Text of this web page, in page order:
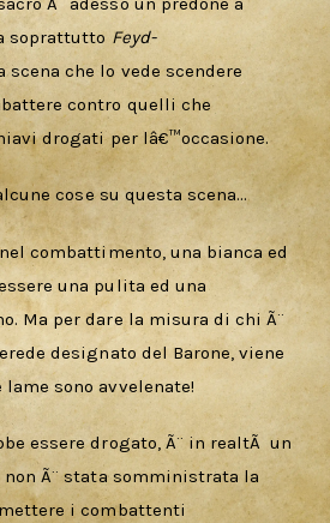
soprattutto Feyd-
che lo vede scendere
contro quelli che
drogati per lâ€™occasione.
cose su questa scena…
combattimento, una bianca ed
una pulita ed una
Ma per dare la misura di chi Ã¨
designato del Barone, viene
sono avvelenate!
essere drogato, Ã¨ in realtÃ  un
Ã¨ stata somministrata la
i combattenti